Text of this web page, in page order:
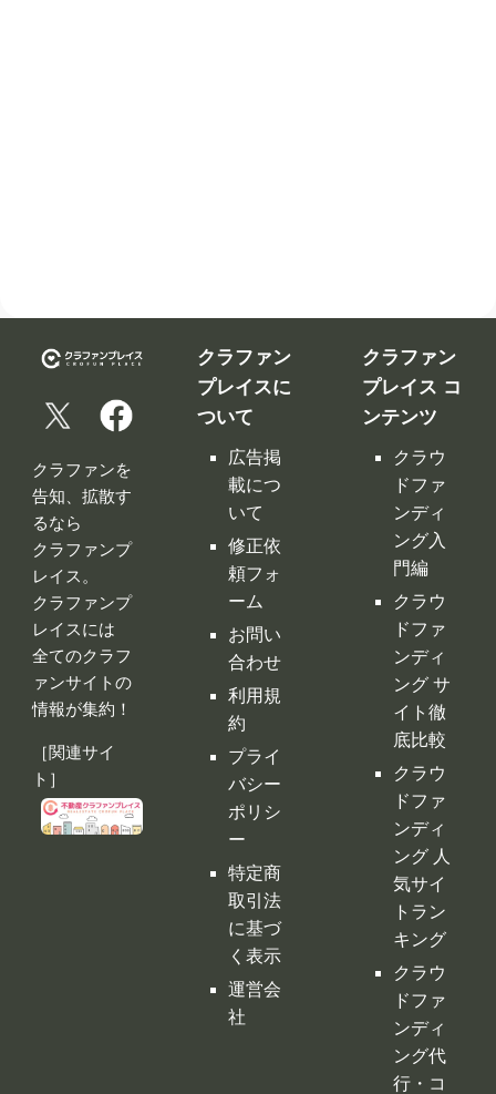
クラファンを
告知、拡散す
るなら
クラファンプ
レイス。
クラファンプ
レイスには
全てのクラフ
ァンサイトの
情報が集約！
［関連サイ
ト］
クラファン
プレイスに
ついて
広告掲
載につ
いて
修正依
頼フォ
ーム
お問い
合わせ
利用規
約
プライ
バシー
ポリシ
ー
特定商
取引法
に基づ
く表示
運営会
社
クラファン
プレイス コ
ンテンツ
クラウ
ドファ
ンディ
ング入
門編
クラウ
ドファ
ンディ
ング サ
イト徹
底比較
クラウ
ドファ
ンディ
ング 人
気サイ
トラン
キング
クラウ
ドファ
ンディ
ング代
行・コ